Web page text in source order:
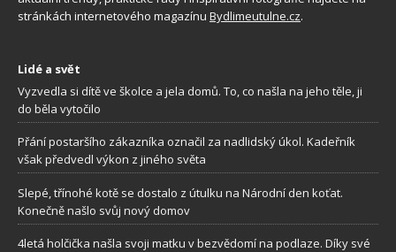
stránkách internetového magazínu Bydlimeutulne.cz.
Lidé a svět
Vyzvedla si dítě ve školce a jela domů. To, co našla na jeho těle, ji
do běla vytočilo
Přání postaršího zákazníka označil za nadlidský úkol. Kadeřník
však předvedl výkon z jiného světa
Slepé, třínohé kotě se dostalo z útulku na Národní den koťat.
Konečně našlo svůj nový domov
4letá holčička našla svoji matku v bezvědomí na podlaze. Díky své